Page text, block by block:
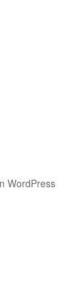
WordPress